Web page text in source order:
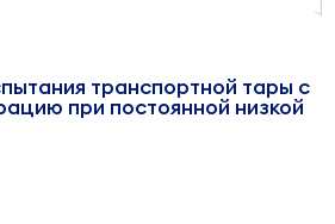
транспортной тары с
при постоянной низкой